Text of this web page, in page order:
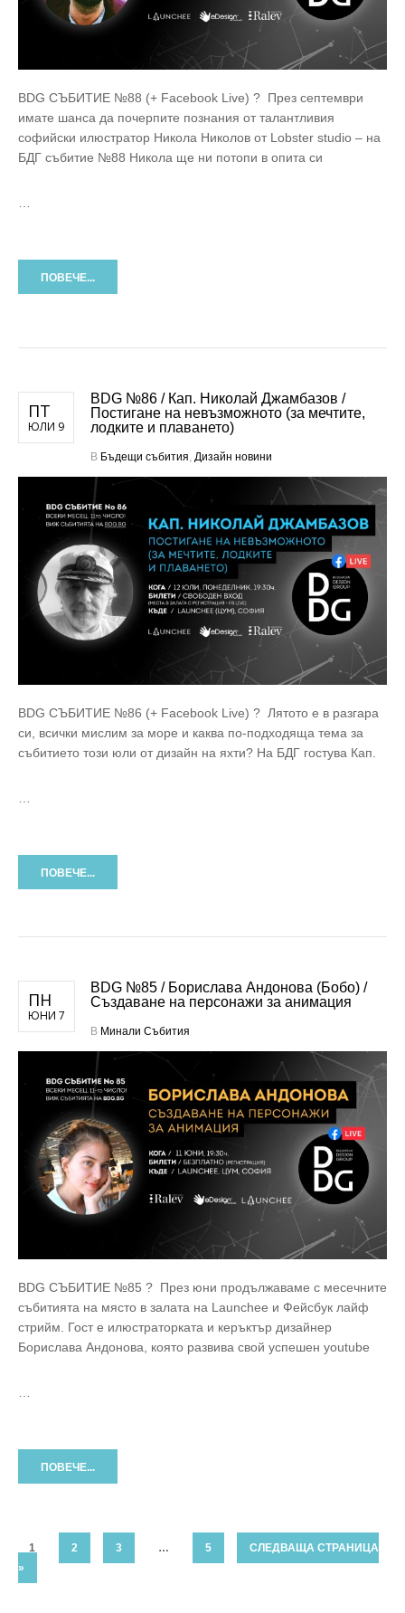
BDG СЪБИТИЕ №88 (+ Facebook Live) ? През септември
имате шанса да почерпите познания от талантливия
софийски илюстратор Никола Николов от Lobster studio – на
БДГ събитие №88 Никола ще ни потопи в опита си
ПОВЕЧЕ...
ПТ
ЮЛИ 9
BDG №86 / Кап. Николай Джамбазов /
Постигане на невъзможното (за мечтите,
лодките и плаването)
В Бъдещи събития, Дизайн новини
BDG СЪБИТИЕ №86 (+ Facebook Live) ? Лятото е в разгара
си, всички мислим за море и каква по-подходяща тема за
събитието този юли от дизайн на яхти? На БДГ гостува Кап.
ПОВЕЧЕ...
ПН
ЮНИ 7
BDG №85 / Борислава Андонова (Бобо) /
Създаване на персонажи за анимация
В Минали Събития
BDG СЪБИТИЕ №85 ? През юни продължаваме с месечните
събитията на място в залата на Launchee и Фейсбук лайф
стрийм. Гост е илюстраторката и керъктър дизайнер
Борислава Андонова, която развива свой успешен youtube
ПОВЕЧЕ...
1 2 3 … 5
СЛЕДВАЩА СТРАНИЦА
»